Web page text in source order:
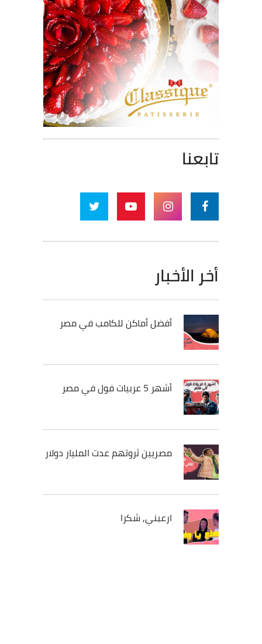
تابعنا
أخر الأخبار
أفضل أماكن للكامب في مصر
أشهر 5 عربيات فول في مصر
مصريين ثروتهم عدت المليار دولار
ارعبني, شكرا